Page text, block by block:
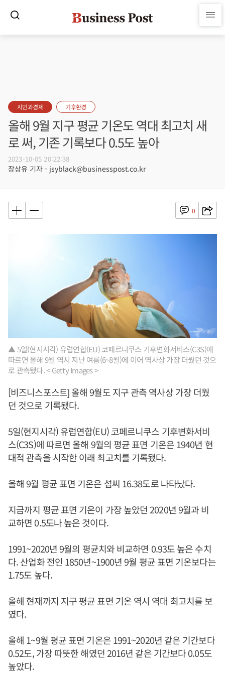
시민과경제 기후환경
올해 9월 지구 평균 기온도 역대 최고치 새
로 써, 기존 기록보다 0.5도 높아
2023-10-05 20:22:38
장상유 기자 - jsyblack@businesspost.co.kr
0
▲ 5일(현지시각) 유럽연합(EU) 코페르니쿠스 기후변화서비스(C3S)에
따르면 올해 9월 역시 지난 여름(6~8월)에 이어 역사상 가장 더웠던 것으
로 관측됐다. < Getty Images >
[비즈니스포스트] 올해 9월도 지구 관측 역사상 가장 더웠
던 것으로 기록됐다.
5일(현지시각) 유럽연합(EU) 코페르니쿠스 기후변화서비
스(C3S)에 따르면 올해 9월의 평균 표면 기온은 1940년 현
대적 관측을 시작한 이래 최고치를 기록됐다.
올해 9월 평균 표면 기온은 섭씨 16.38도로 나타났다.
지금까지 평균 표면 기온이 가장 높았던 2020년 9월과 비
교하면 0.5도나 높은 것이다.
1991~2020년 9월의 평균치와 비교하면 0.93도 높은 수치
다. 산업화 전인 1850년~1900년 9월 평균 표면 기온보다는
1.75도 높다.
올해 현재까지 지구 평균 표면 기온 역시 역대 최고치를 보
였다.
올해 1~9월 평균 표면 기온은 1991~2020년 같은 기간보다
0.52도, 가장 따뜻한 해였던 2016년 같은 기간보다 0.05도
높았다.